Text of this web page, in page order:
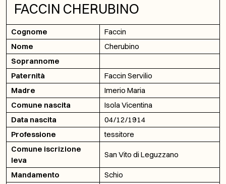
FACCIN CHERUBINO
Cognome
Faccin
Nome
Cherubino
Soprannome
Paternità
Faccin Servilio
Madre
Imerio Maria
Comune nascita
Isola Vicentina
Data nascita
04/12/1914
Professione
tessitore
Comune iscrizione
leva
San Vito di Leguzzano
Mandamento
Schio